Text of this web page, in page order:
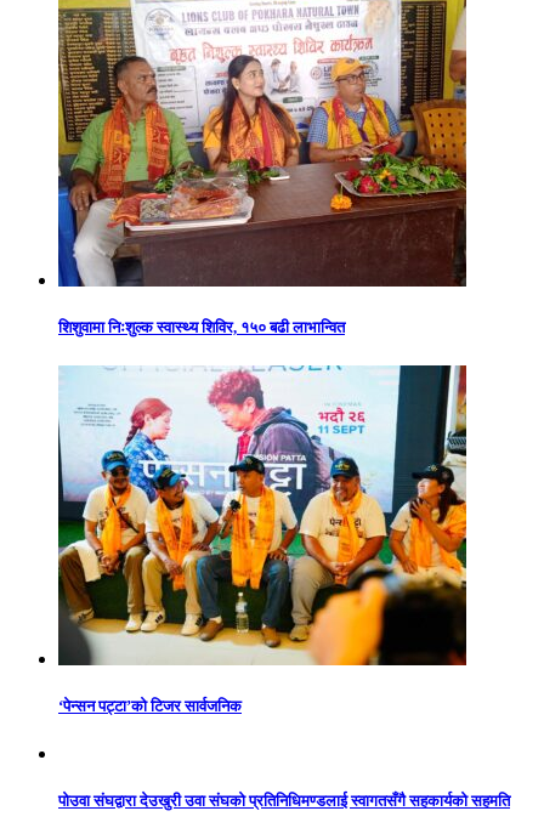
शिशुवामा निःशुल्क स्वास्थ्य शिविर, १५० बढी लाभान्वित
‘पेन्सन पट्टा’को टिजर सार्वजनिक
पोउवा संघद्वारा देउखुरी उवा संघको प्रतिनिधिमण्डलाई स्वागतसँगै सहकार्यको सहमति